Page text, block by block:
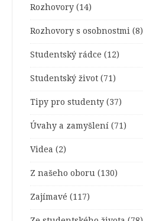
Rozhovory (14)
Rozhovory s osobnostmi (8)
Studentský rádce (12)
Studentský život (71)
Tipy pro studenty (37)
Úvahy a zamyšlení (71)
Videa (2)
Z našeho oboru (130)
Zajímavé (117)